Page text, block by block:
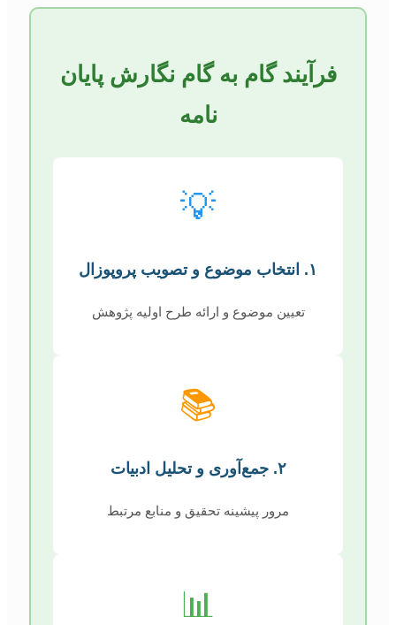
فرآیند گام به گام نگارش پایان
نامه
💡
۱. انتخاب موضوع و تصویب پروپوزال
تعیین موضوع و ارائه طرح اولیه پژوهش
📚
۲. جمع‌آوری و تحلیل ادبیات
مرور پیشینه تحقیق و منابع مرتبط
📊